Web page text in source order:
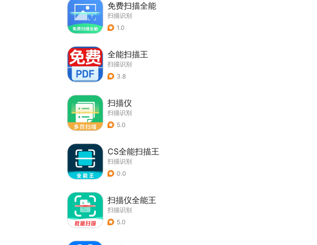
免费扫描全能
扫描识别
1.0
全能扫描王
扫描识别
3.8
扫描仪
扫描识别
5.0
CS全能扫描王
扫描识别
0.0
扫描仪全能王
扫描识别
5.0